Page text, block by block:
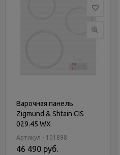
Варочная панель
Zigmund & Shtain CIS
029.45 WX
Артикул - 101898
46 490 руб.